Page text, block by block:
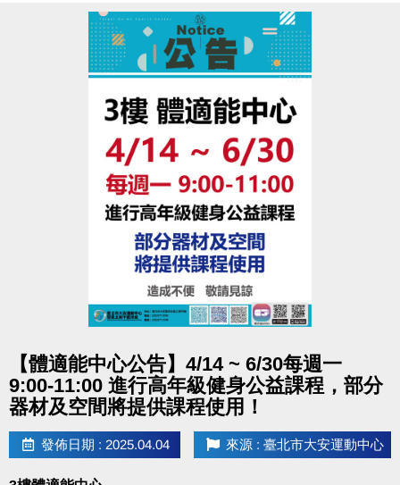
【體適能中心公告】4/14 ~ 6/30每週一
9:00-11:00 進行高年級健身公益課程，部分
器材及空間將提供課程使用！
發佈日期 : 2025.04.04 來源 : 臺北市大安運動中心